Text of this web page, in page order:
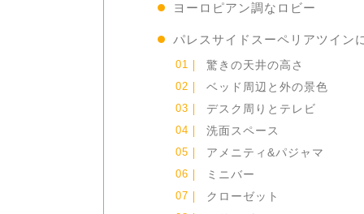
ヨーロピアン調なロビー
パレスサイドスーペリアツイン
驚きの天井の高さ
ベッド周辺と外の景色
デスク周りとテレビ
洗面スペース
アメニティ&パジャマ
ミニバー
クローゼット